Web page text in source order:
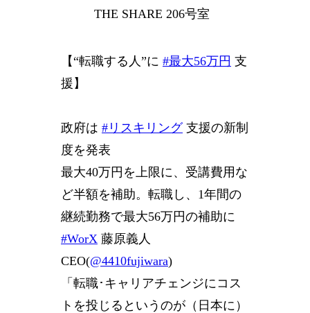
THE SHARE 206号室
【“転職する人”に #最大56万円 支
援】
政府は #リスキリング支援の新制
度を発表
最大40万円を上限に、受講費用な
ど半額を補助。転職し、1年間の
継続勤務で最大56万円の補助に
#WorX 藤原義人
CEO(@4410fujiwara)
「転職･キャリアチェンジにコス
トを投じるというのが（日本に）